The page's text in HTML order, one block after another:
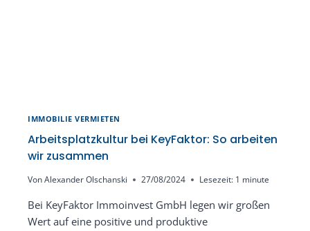
IMMOBILIE VERMIETEN
Arbeitsplatzkultur bei KeyFaktor: So arbeiten
wir zusammen
VonAlexander Olschanski 27/08/2024 Lesezeit: 1 minute
Bei KeyFaktor Immoinvest GmbH legen wir großen
Wert auf eine positive und produktive